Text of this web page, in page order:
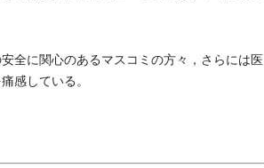
全に関心のあるマスコミの方々，さらには医
感している。